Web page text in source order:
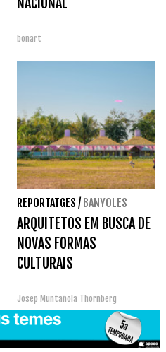
bonart
REPORTATGES / BANYOLES
ARQUITETOS EM BUSCA DE
NOVAS FORMAS
CULTURAIS
Josep Muntañola Thornberg